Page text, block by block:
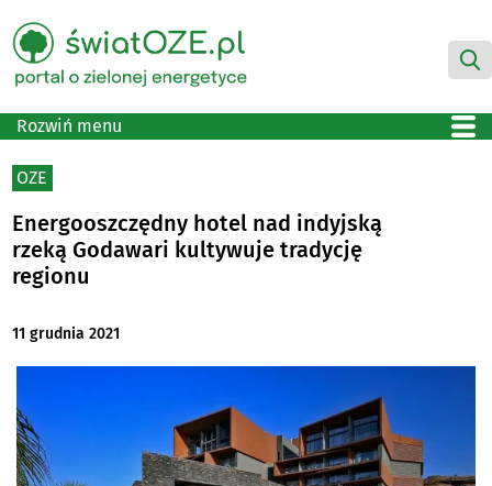
Rozwiń menu
OZE
Energooszczędny hotel nad indyjską
rzeką Godawari kultywuje tradycję
regionu
11 grudnia 2021